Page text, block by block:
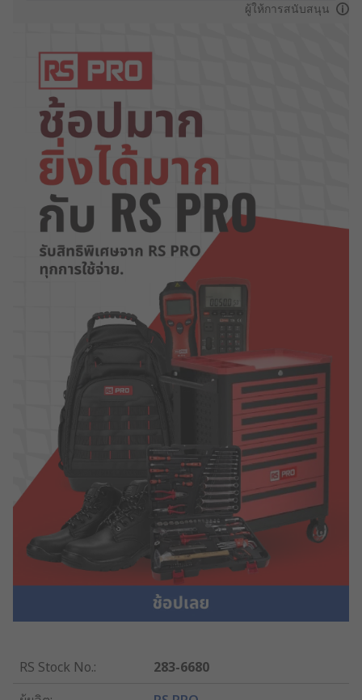
ผู้ให้การสนับสนุน
RS Stock No.:
283-6680